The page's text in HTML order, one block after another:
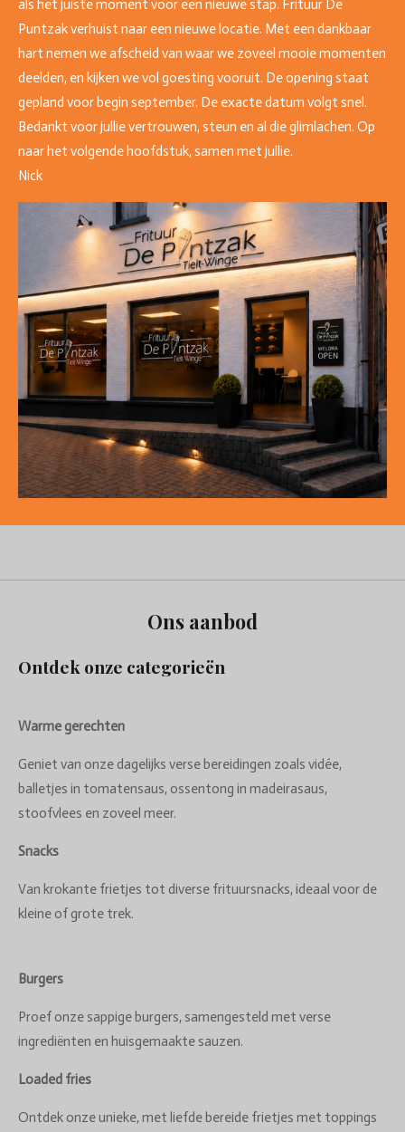
als het juiste moment voor een nieuwe stap. Frituur De
Puntzak verhuist naar een nieuwe locatie. Met een dankbaar
hart nemen we afscheid van waar we zoveel mooie momenten
deelden, en kijken we vol goesting vooruit. De opening staat
gepland voor begin september. De exacte datum volgt snel.
Bedankt voor jullie vertrouwen, steun en al die glimlachen. Op
naar het volgende hoofdstuk, samen met jullie.
Nick
Ons aanbod
Ontdek onze categorieën
Warme gerechten
Geniet van onze dagelijks verse bereidingen zoals vidée,
balletjes in tomatensaus, ossentong in madeirasaus,
stoofvlees en zoveel meer.
Snacks
Van krokante frietjes tot diverse frituursnacks, ideaal voor de
kleine of grote trek.
Burgers
Proef onze sappige burgers, samengesteld met verse
ingrediënten en huisgemaakte sauzen.
Loaded fries
Ontdek onze unieke, met liefde bereide frietjes met toppings